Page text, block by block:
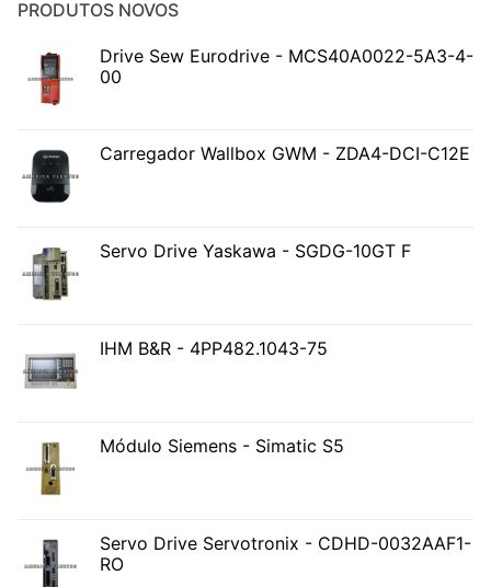
PRODUTOS NOVOS
Drive Sew Eurodrive - MCS40A0022-5A3-4-
00
Carregador Wallbox GWM - ZDA4-DCI-C12E
Servo Drive Yaskawa - SGDG-10GT F
IHM B&R - 4PP482.1043-75
Módulo Siemens - Simatic S5
Servo Drive Servotronix - CDHD-0032AAF1-
RO